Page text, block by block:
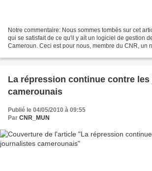
Notre commentaire: Nous sommes tombés sur cet
qui se satisfait de ce qu'il y ait un logiciel de gestion
Cameroun. Ceci est pour nous, membre du CNR, un
La répression continue contre
camerounais
Publié le 04/05/2010 à 09:55
Par CNR_MUN